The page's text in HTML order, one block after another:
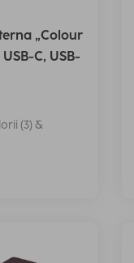
„Colour
C, USB-
(3) &